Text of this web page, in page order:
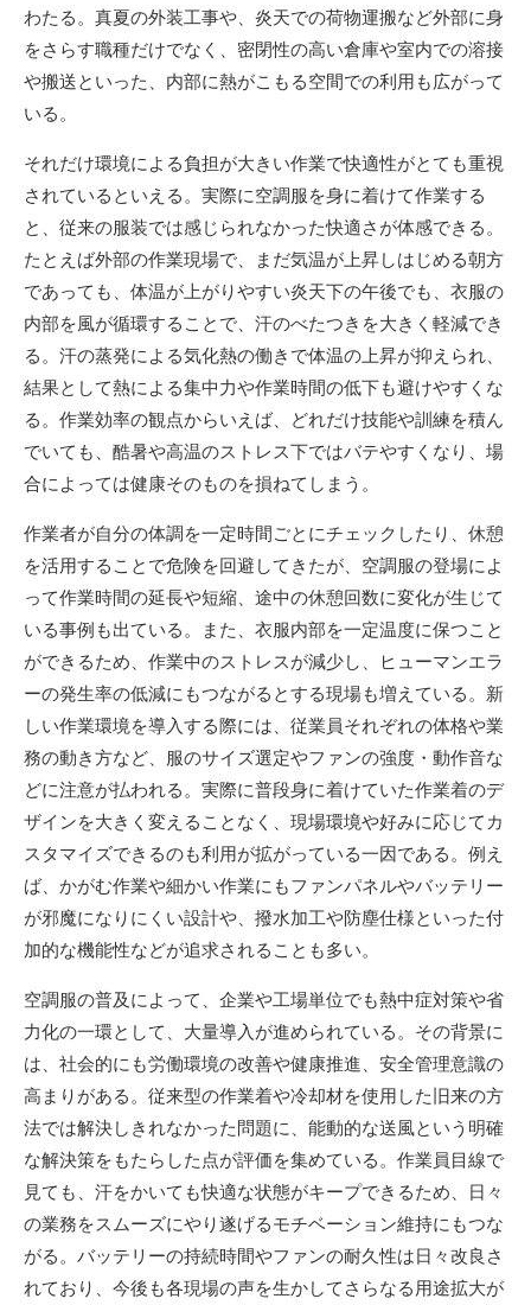
わたる。真夏の外装工事や、炎天での荷物運搬など外部に身
をさらす職種だけでなく、密閉性の高い倉庫や室内での溶接
や搬送といった、内部に熱がこもる空間での利用も広がって
いる。
それだけ環境による負担が大きい作業で快適性がとても重視
されているといえる。実際に空調服を身に着けて作業する
と、従来の服装では感じられなかった快適さが体感できる。
たとえば外部の作業現場で、まだ気温が上昇しはじめる朝方
であっても、体温が上がりやすい炎天下の午後でも、衣服の
内部を風が循環することで、汗のべたつきを大きく軽減でき
る。汗の蒸発による気化熱の働きで体温の上昇が抑えられ、
結果として熱による集中力や作業時間の低下も避けやすくな
る。作業効率の観点からいえば、どれだけ技能や訓練を積ん
でいても、酷暑や高温のストレス下ではバテやすくなり、場
合によっては健康そのものを損ねてしまう。
作業者が自分の体調を一定時間ごとにチェックしたり、休憩
を活用することで危険を回避してきたが、空調服の登場によ
って作業時間の延長や短縮、途中の休憩回数に変化が生じて
いる事例も出ている。また、衣服内部を一定温度に保つこと
ができるため、作業中のストレスが減少し、ヒューマンエラ
ーの発生率の低減にもつながるとする現場も増えている。新
しい作業環境を導入する際には、従業員それぞれの体格や業
務の動き方など、服のサイズ選定やファンの強度・動作音な
どに注意が払われる。実際に普段身に着けていた作業着のデ
ザインを大きく変えることなく、現場環境や好みに応じてカ
スタマイズできるのも利用が拡がっている一因である。例え
ば、かがむ作業や細かい作業にもファンパネルやバッテリー
が邪魔になりにくい設計や、撥水加工や防塵仕様といった付
加的な機能性などが追求されることも多い。
空調服の普及によって、企業や工場単位でも熱中症対策や省
力化の一環として、大量導入が進められている。その背景に
は、社会的にも労働環境の改善や健康推進、安全管理意識の
高まりがある。従来型の作業着や冷却材を使用した旧来の方
法では解決しきれなかった問題に、能動的な送風という明確
な解決策をもたらした点が評価を集めている。作業員目線で
見ても、汗をかいても快適な状態がキープできるため、日々
の業務をスムーズにやり遂げるモチベーション維持にもつな
がる。バッテリーの持続時間やファンの耐久性は日々改良さ
れており、今後も各現場の声を生かしてさらなる用途拡大が